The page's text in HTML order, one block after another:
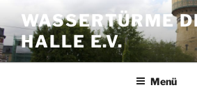
Inhalt
springen
WASSERTÜRME
HALLE E.V.
Menü